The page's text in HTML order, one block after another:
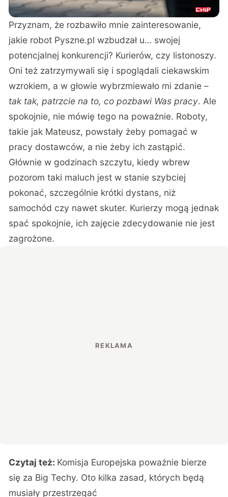
Przyznam, że rozbawiło mnie zainteresowanie,
jakie robot Pyszne.pl wzbudzał u… swojej
potencjalnej konkurencji? Kurierów, czy listonoszy.
Oni też zatrzymywali się i spoglądali ciekawskim
wzrokiem, a w głowie wybrzmiewało mi zdanie –
tak tak, patrzcie na to, co pozbawi Was pracy. Ale
spokojnie, nie mówię tego na poważnie. Roboty,
takie jak Mateusz, powstały żeby pomagać w
pracy dostawców, a nie żeby ich zastąpić.
Głównie w godzinach szczytu, kiedy wbrew
pozorom taki maluch jest w stanie szybciej
pokonać, szczególnie krótki dystans, niż
samochód czy nawet skuter. Kurierzy mogą jednak
spać spokojnie, ich zajęcie zdecydowanie nie jest
zagrożone.
Czytaj też: Komisja Europejska poważnie bierze
się za Big Techy. Oto kilka zasad, których będą
musiały przestrzegać